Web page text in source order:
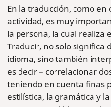
En la traducción, como
actividad, es muy
la persona, la cual realiza
Traducir, no solo significa
idioma, sino también
es decir – correlacionar
teniendo en cuenta finas
estilística, la gramática y